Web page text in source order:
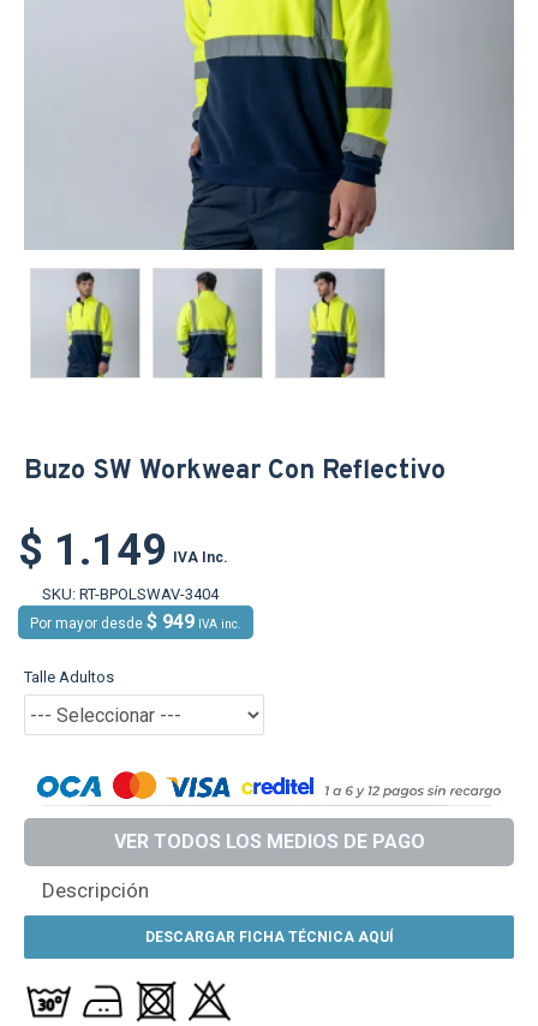
Buzo SW Workwear Con Reflectivo
$ 1.149 IVA Inc.
SKU: RT-BPOLSWAV-3404
Por mayor desde $ 949 IVA inc.
Talle Adultos
Descripción
DESCARGAR FICHA TÉCNICA AQUÍ
VER TODOS LOS MEDIOS DE PAGO